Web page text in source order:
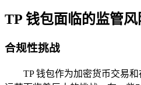
TP 钱包面临的监管风
合规性挑战
TP 钱包作为加密货币交易